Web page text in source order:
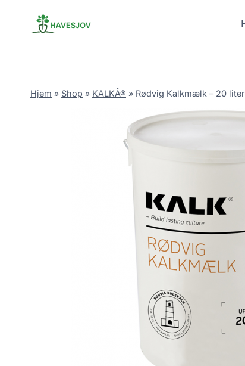
Hjem » Shop » KALKÂ® » Rødvig Kalkmælk – 20